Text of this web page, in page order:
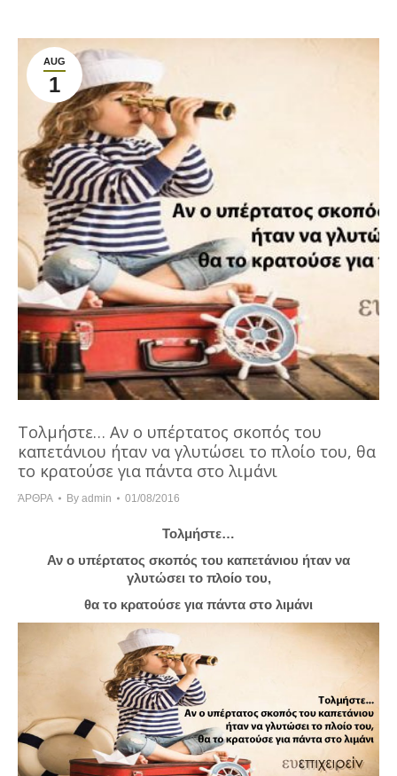
AUG
1
Τολμήστε… Αν ο υπέρτατος σκοπός του
καπετάνιου ήταν να γλυτώσει το πλοίο του, θα
το κρατούσε για πάντα στο λιμάνι
ΆΡΘΡΑ By admin 01/08/2016
Τολμήστε…
Αν ο υπέρτατος σκοπός του καπετάνιου ήταν να
γλυτώσει το πλοίο του,
θα το κρατούσε για πάντα στο λιμάνι